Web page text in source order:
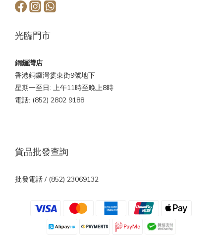
光臨門市
銅鑼灣店
香港銅鑼灣霎東街9號地下
星期一至日: 上午11時至晚上8時
電話: (852) 2802 9188
貨品批發查詢
批發電話 / (852) 23069132